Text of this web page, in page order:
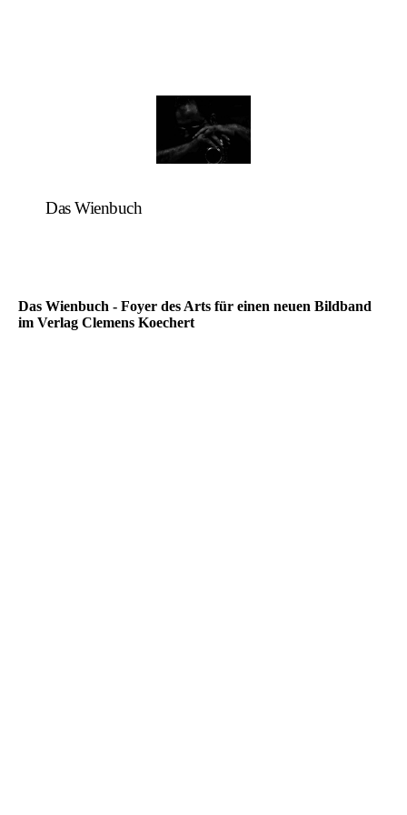
Das Wienbuch
Das Wienbuch - Foyer des Arts für einen neuen Bildband
im Verlag Clemens Koechert